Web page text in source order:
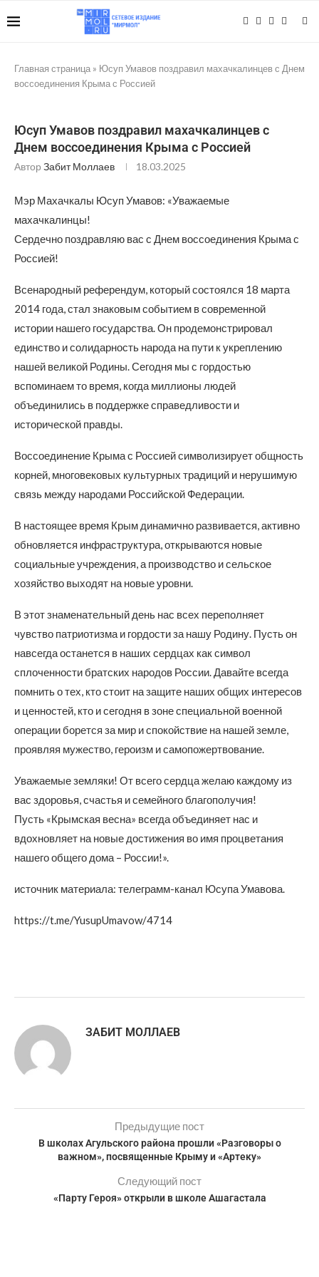
Главная страница » Юсуп Умавов поздравил махачкалинцев с Днем
воссоединения Крыма с Россией
Юсуп Умавов поздравил махачкалинцев с
Днем воссоединения Крыма с Россией
Автор Забит Моллаев 18.03.2025
Мэр Махачкалы Юсуп Умавов: «Уважаемые
махачкалинцы!
Сердечно поздравляю вас с Днем воссоединения Крыма с
Россией!
Всенародный референдум, который состоялся 18 марта
2014 года, стал знаковым событием в современной
истории нашего государства. Он продемонстрировал
единство и солидарность народа на пути к укреплению
нашей великой Родины. Сегодня мы с гордостью
вспоминаем то время, когда миллионы людей
объединились в поддержке справедливости и
исторической правды.
Воссоединение Крыма с Россией символизирует общность
корней, многовековых культурных традиций и нерушимую
связь между народами Российской Федерации.
В настоящее время Крым динамично развивается, активно
обновляется инфраструктура, открываются новые
социальные учреждения, а производство и сельское
хозяйство выходят на новые уровни.
В этот знаменательный день нас всех переполняет
чувство патриотизма и гордости за нашу Родину. Пусть он
навсегда останется в наших сердцах как символ
сплоченности братских народов России. Давайте всегда
помнить о тех, кто стоит на защите наших общих интересов
и ценностей, кто и сегодня в зоне специальной военной
операции борется за мир и спокойствие на нашей земле,
проявляя мужество, героизм и самопожертвование.
Уважаемые земляки! От всего сердца желаю каждому из
вас здоровья, счастья и семейного благополучия!
Пусть «Крымская весна» всегда объединяет нас и
вдохновляет на новые достижения во имя процветания
нашего общего дома – России!».
источник материала: телеграмм-канал Юсупа Умавова.
https://t.me/YusupUmavow/4714
ЗАБИТ МОЛЛАЕВ
Предыдущие пост
В школах Агульского района прошли «Разговоры о
важном», посвященные Крыму и «Артеку»
Следующий пост
«Парту Героя» открыли в школе Ашагастала